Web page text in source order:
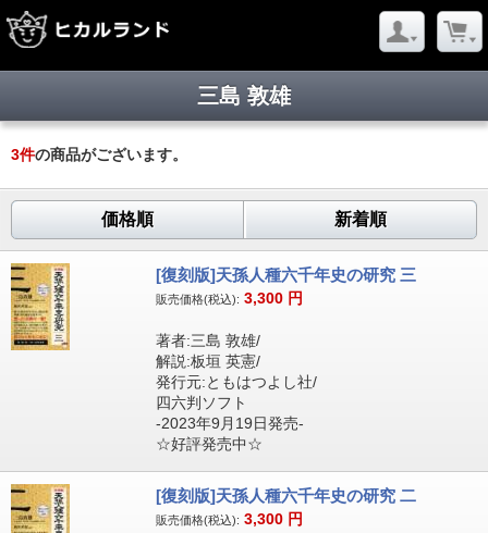
三島 敦雄
3件の商品がございます。
価格順 新着順
[復刻版]天孫人種六千年史の研究 三
販売価格(税込): 3,300 円
著者:三島 敦雄/
解説:板垣 英憲/
発行元:ともはつよし社/
四六判ソフト
-2023年9月19日発売-
☆好評発売中☆
[復刻版]天孫人種六千年史の研究 二
販売価格(税込): 3,300 円